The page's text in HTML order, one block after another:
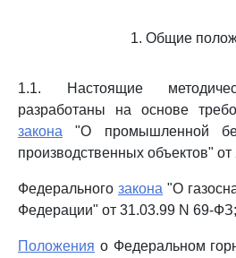
1. Общие
1.1. Настоящие
разработаны на основе
закона "О промышленной
производственных объектов"
Федерального закона "О
Федерации" от 31.03.99 N 69-ФЗ;
Положения о Федеральном